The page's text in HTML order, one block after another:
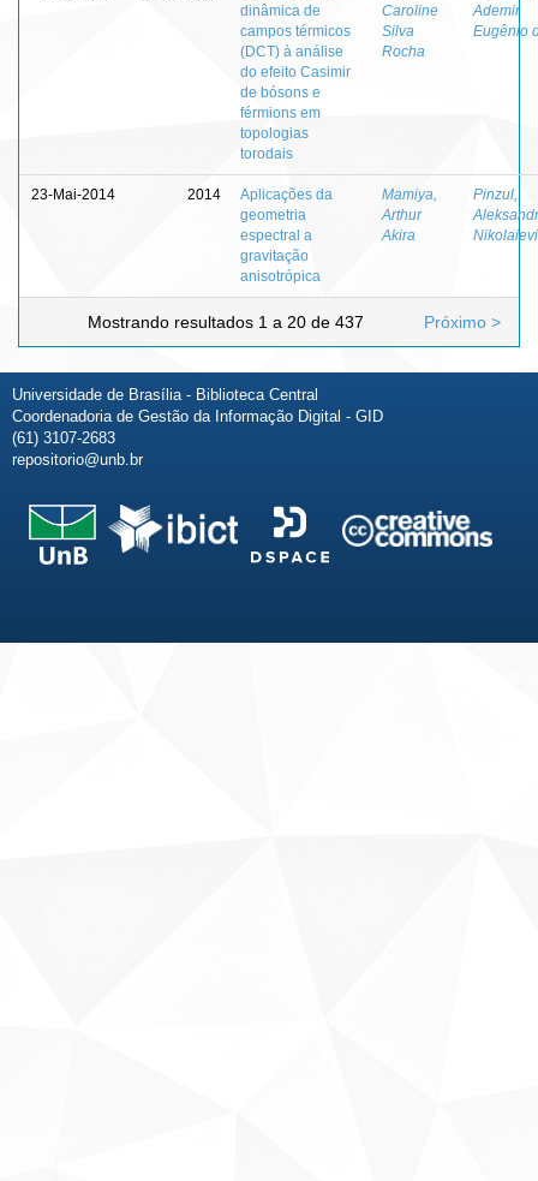
dinâmica de
campos térmicos
(DCT) à análise
do efeito Casimir
de bósons e
férmions em
topologias
torodais
Caroline
Silva
Rocha
Ademir
Eugênio
23-Mai-2014 2014
Aplicações da
geometria
espectral a
gravitação
anisotrópica
Mamiya,
Arthur
Akira
Pinzul,
Aleksandr
Mostrando resultados 1 a 20 de 437 Próximo >
Universidade de Brasília - Biblioteca Central
Coordenadoria de Gestão da Informação Digital - GID
(61) 3107-2683
repositorio@unb.br